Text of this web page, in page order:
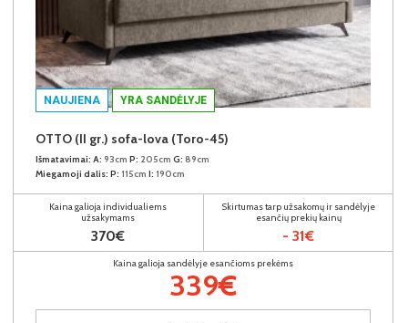
NAUJIENA YRA SANDĖLYJE
OTTO (II gr.) sofa-lova (Toro-45)
Išmatavimai: A: 93cm P: 205cm G: 89cm
Miegamoji dalis: P: 115cm I: 190cm
Kaina galioja individualiems
užsakymams
370€
Skirtumas tarp užsakomų ir sandėlyje
esančių prekių kainų
- 31€
Kaina galioja sandėlyje esančioms prekėms
339€